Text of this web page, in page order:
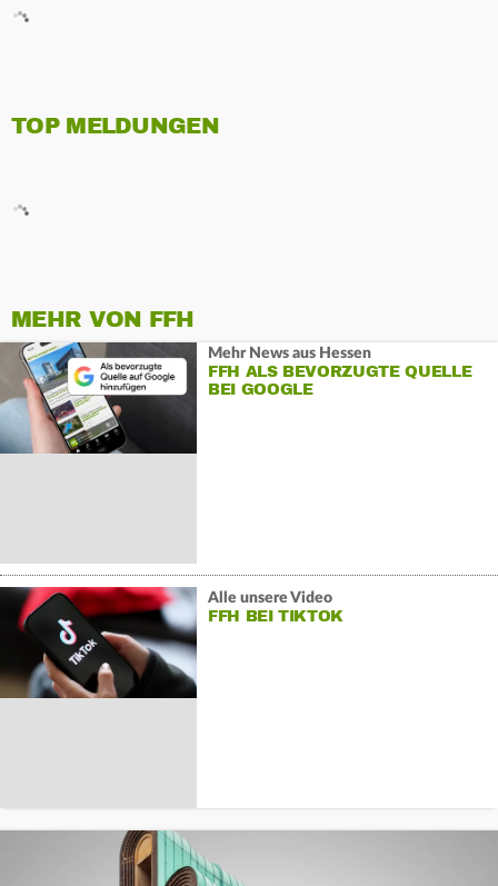
TOP MELDUNGEN
MEHR VON FFH
Mehr News aus Hessen
FFH ALS BEVORZUGTE QUELLE
BEI GOOGLE
Alle unsere Video
FFH BEI TIKTOK